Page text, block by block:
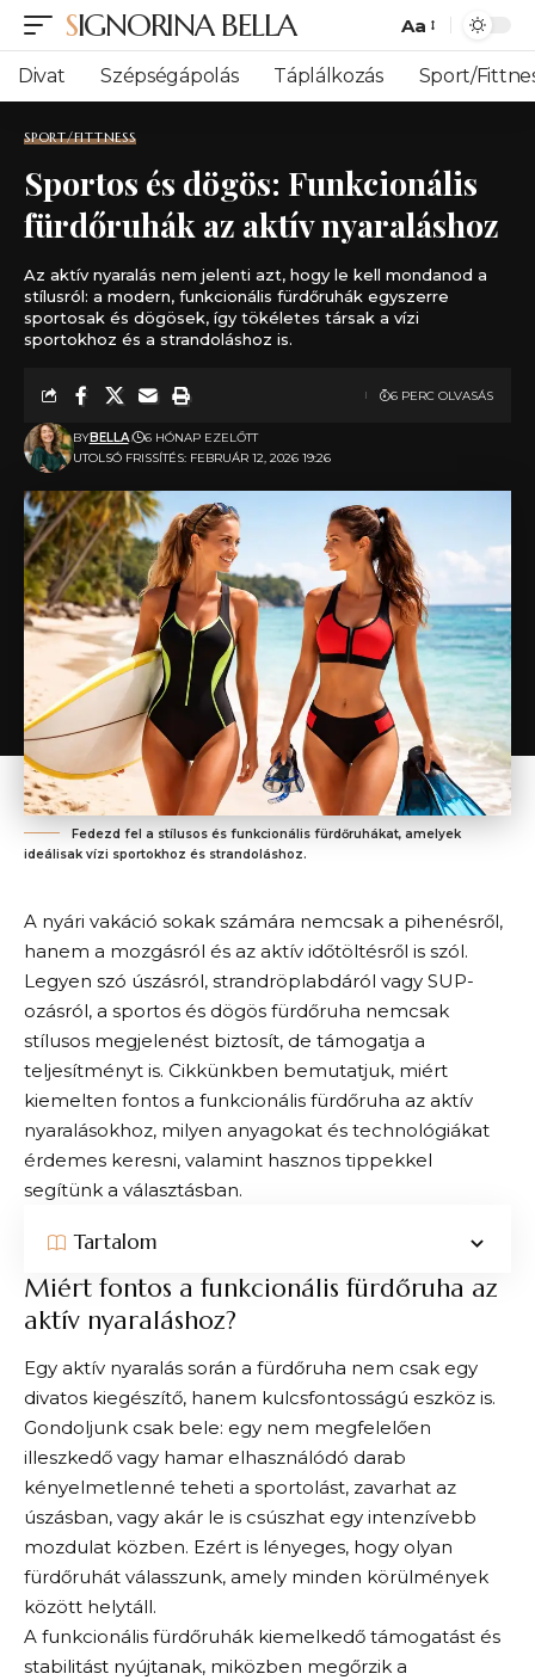
SIGNORINA BELLA
Font
Resizer
Aa
Divat Szépségápolás Táplálkozás Sport/
SPORT/FITTNESS
Sportos és dögös: Funkcionális
fürdőruhák az aktív nyaraláshoz
Az aktív nyaralás nem jelenti azt, hogy le kell mondanod a
stílusról: a modern, funkcionális fürdőruhák egyszerre
sportosak és dögösek, így tökéletes társak a vízi
sportokhoz és a strandoláshoz is.
UTOLSÓ FRISSÍTÉS: FEBRUÁR 12, 2026 19:26
BYBELLA 6 HÓNAP EZELŐTT
6 PERC OLVASÁS
Fedezd fel a stílusos és funkcionális fürdőruhákat, amelyek
ideálisak vízi sportokhoz és strandoláshoz.
A nyári vakáció sokak számára nemcsak a pihenésről,
hanem a mozgásról és az aktív időtöltésről is szól.
Legyen szó úszásról, strandröplabdáról vagy SUP-
ozásról, a sportos és dögös fürdőruha nemcsak
stílusos megjelenést biztosít, de támogatja a
teljesítményt is. Cikkünkben bemutatjuk, miért
kiemelten fontos a funkcionális fürdőruha az aktív
nyaralásokhoz, milyen anyagokat és technológiákat
érdemes keresni, valamint hasznos tippekkel
segítünk a választásban.
Tartalom
Miért fontos a funkcionális fürdőruha az
aktív nyaraláshoz?
Egy aktív nyaralás során a fürdőruha nem csak egy
divatos kiegészítő, hanem kulcsfontosságú eszköz is.
Gondoljunk csak bele: egy nem megfelelően
illeszkedő vagy hamar elhasználódó darab
kényelmetlenné teheti a sportolást, zavarhat az
úszásban, vagy akár le is csúszhat egy intenzívebb
mozdulat közben. Ezért is lényeges, hogy olyan
fürdőruhát válasszunk, amely minden körülmények
között helytáll.
A funkcionális fürdőruhák kiemelkedő támogatást és
stabilitást nyújtanak, miközben megőrzik a